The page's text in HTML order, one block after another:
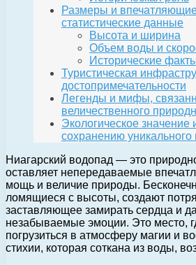
Размеры и
статистические данные
Высота и ширина
Объем воды и
Исторические
Туристическая
достопримечательности
Легенды и мифы,
величественного
Экологическое
сохранению
Ниагарский водопад — это
оставляет непередаваемые
мощь и величие природы.
ломящиеся с высоты, создают
заставляющее замирать сердца и
незабываемые эмоции. Это место,
погрузиться в атмосферу магии и
стихии, которая соткана из воды,